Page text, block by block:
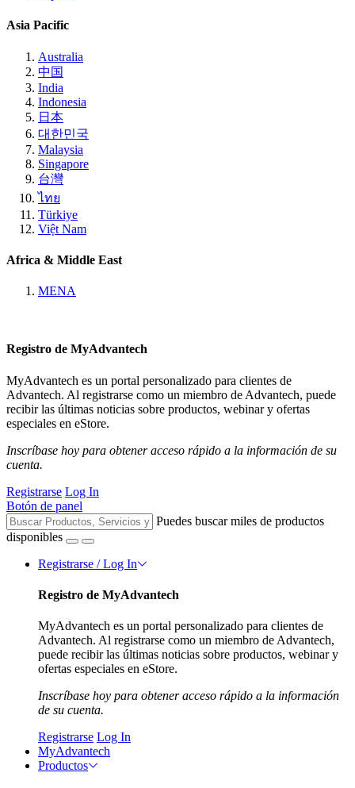
Asia Pacific
Australia
中国
India
Indonesia
日本
대한민국
Malaysia
Singapore
台灣
ไทย
Türkiye
Việt Nam
Africa & Middle East
MENA
Registro de MyAdvantech
MyAdvantech es un portal personalizado para clientes de
Advantech. Al registrarse como un miembro de Advantech, puede
recibir las últimas noticias sobre productos, webinar y ofertas
especiales en eStore.
Inscríbase hoy para obtener acceso rápido a la información de su
cuenta.
Registrarse Log In
Botón de panel
Puedes buscar miles de productos
disponibles
Registrarse / Log In
Registro de MyAdvantech
MyAdvantech es un portal personalizado para clientes de
Advantech. Al registrarse como un miembro de Advantech,
puede recibir las últimas noticias sobre productos, webinar y
ofertas especiales en eStore.
Inscríbase hoy para obtener acceso rápido a la información
de su cuenta.
Registrarse Log In
MyAdvantech
Productos